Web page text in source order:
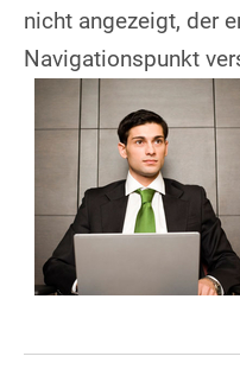
Show
nicht angezeigt, der
Navigationspunkt